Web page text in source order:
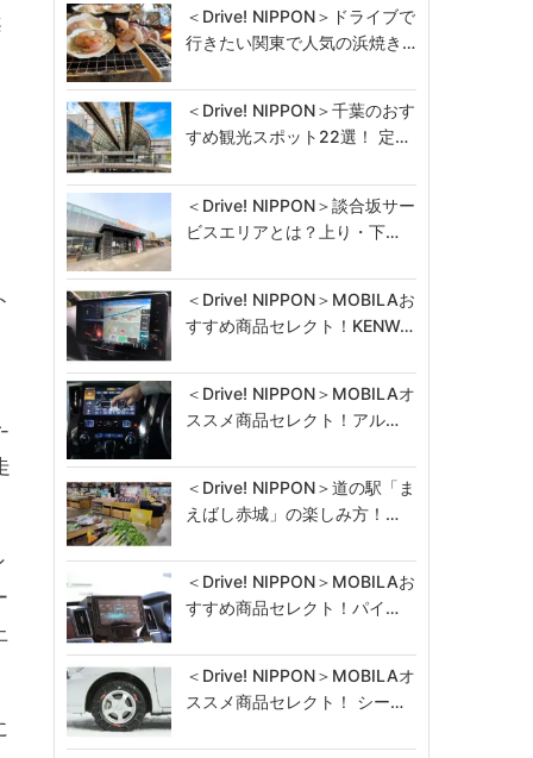
＜Drive! NIPPON＞ドライブで
行きたい関東で人気の浜焼き…
＜Drive! NIPPON＞千葉のおす
すめ観光スポット22選！ 定…
＜Drive! NIPPON＞談合坂サー
ビスエリアとは？上り・下…
＜Drive! NIPPON＞MOBILAお
すすめ商品セレクト！KENW…
＜Drive! NIPPON＞MOBILAオ
ススメ商品セレクト！アル…
＜Drive! NIPPON＞道の駅「ま
えばし赤城」の楽しみ方！…
＜Drive! NIPPON＞MOBILAお
すすめ商品セレクト！パイ…
＜Drive! NIPPON＞MOBILAオ
ススメ商品セレクト！ シー…